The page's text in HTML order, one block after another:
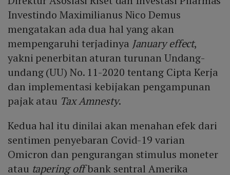
Investindo Maximilianus Nico Demus
mengatakan ada dua hal yang akan
mempengaruhi terjadinya January effect,
yakni penerbitan aturan turunan Undang-
undang (UU) No. 11-2020 tentang Cipta Kerja
dan implementasi kebijakan pengampunan
pajak atau Tax Amnesty.
Kedua hal itu dinilai akan menahan efek dari
sentimen penyebaran Covid-19 varian
Omicron dan pengurangan stimulus moneter
atau tapering offbank sentral Amerika